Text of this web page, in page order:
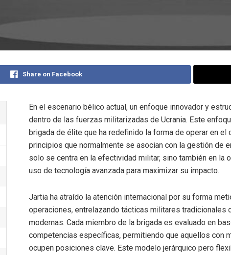
Share on Facebook
En el escenario bélico actual, un enfoque innovador y
dentro de las fuerzas militarizadas de Ucrania. Este
brigada de élite que ha redefinido la forma de operar en el
principios que normalmente se asocian con la gestión de
solo se centra en la efectividad militar, sino también en la
uso de tecnología avanzada para maximizar su impacto.
Jartia ha atraído la atención internacional por su forma
operaciones, entrelazando tácticas militares tradicionales
modernas. Cada miembro de la brigada es evaluado en
competencias específicas, permitiendo que aquellos con
ocupen posiciones clave. Este modelo jerárquico pero